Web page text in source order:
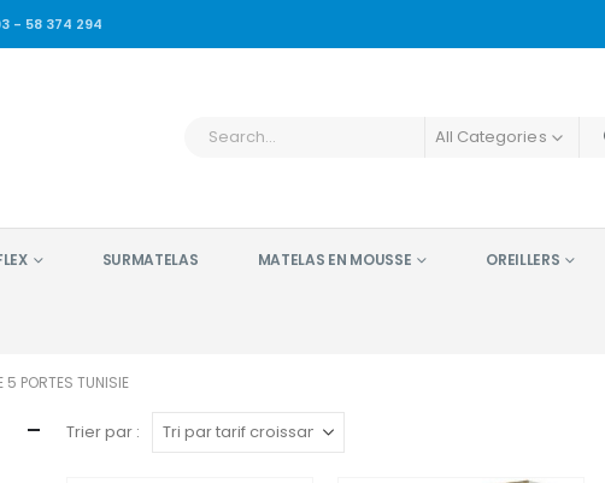
- 58 374 294
All Categories
SURMATELAS MATELAS EN MOUSSE OREILLERS
5 PORTES TUNISIE
Trier par :